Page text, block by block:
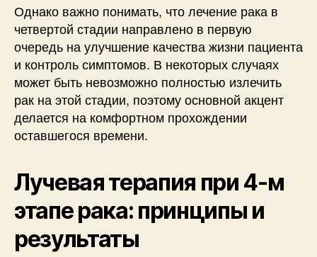
Однако важно понимать, что лечение рака в
четвертой стадии направлено в первую
очередь на улучшение качества жизни пациента
и контроль симптомов. В некоторых случаях
может быть невозможно полностью излечить
рак на этой стадии, поэтому основной акцент
делается на комфортном прохождении
оставшегося времени.
Лучевая терапия при 4-м
этапе рака: принципы и
результаты